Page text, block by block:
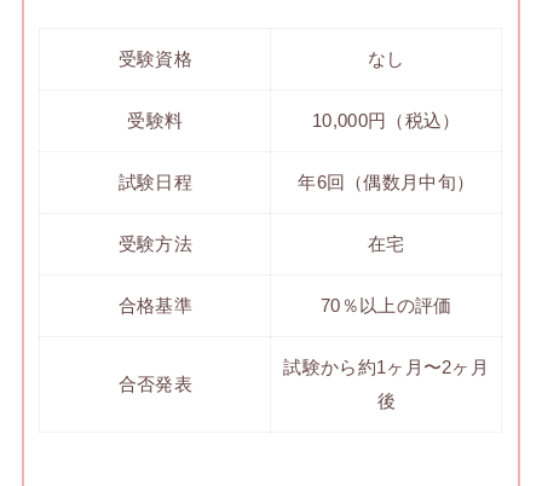
受験資格 なし
受験料 10,000円（税込）
試験日程 年6回（偶数月中旬）
受験方法 在宅
合格基準 70％以上の評価
合否発表
試験から約1ヶ月〜2ヶ月
後